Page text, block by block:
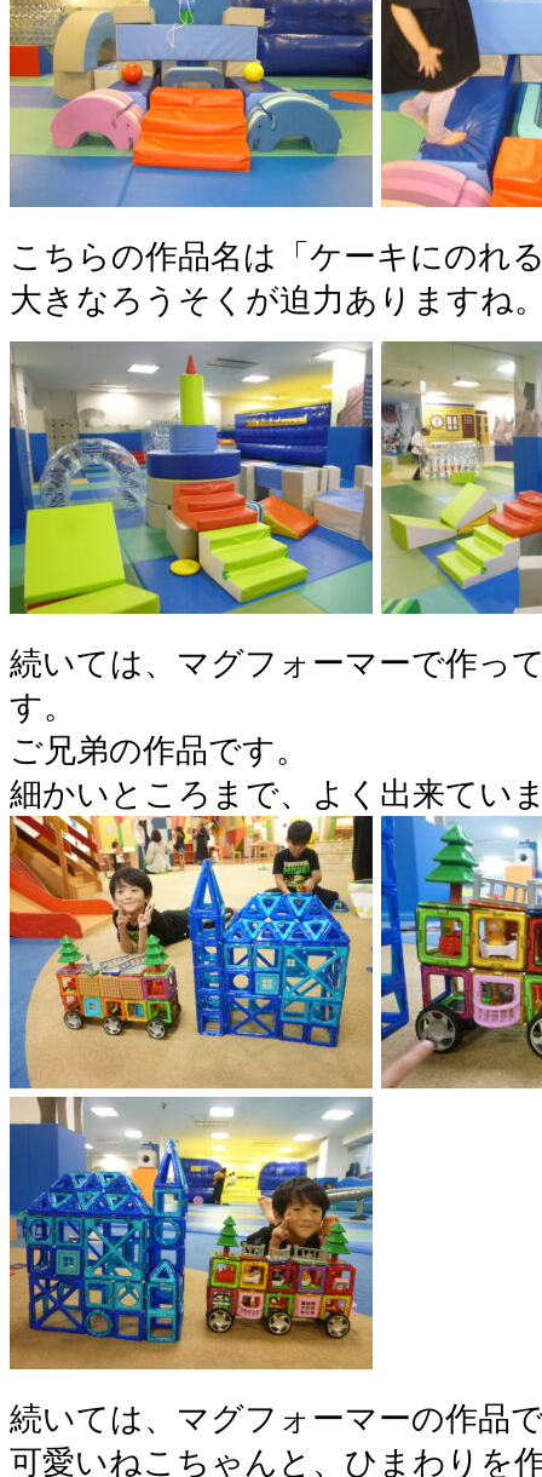
こちらの作品名は「ケーキにのれ
大きなろうそくが迫力ありますね
続いては、マグフォーマーで作っ
す。
ご兄弟の作品です。
細かいところまで、よく出来てい
続いては、マグフォーマーの作品
可愛いねこちゃんと、ひまわりを